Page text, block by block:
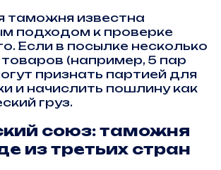
таможня известна
подходом к проверке
Если в посылке несколько
(например, 5 пар
признать партией для
и начислить пошлину как
груз.
союз: таможня
из третьих стран